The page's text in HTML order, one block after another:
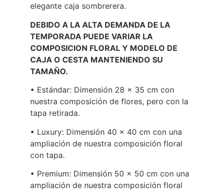
elegante caja sombrerera.
DEBIDO A LA ALTA DEMANDA DE LA
TEMPORADA PUEDE VARIAR LA
COMPOSICION FLORAL Y MODELO DE
CAJA O CESTA MANTENIENDO SU
TAMAÑO.
• Estándar: Dimensión 28 x 35 cm con
nuestra composición de flores, pero con la
tapa retirada.
• Luxury: Dimensión 40 x 40 cm con una
ampliación de nuestra composición floral
con tapa.
• Premium: Dimensión 50 x 50 cm con una
ampliación de nuestra composición floral